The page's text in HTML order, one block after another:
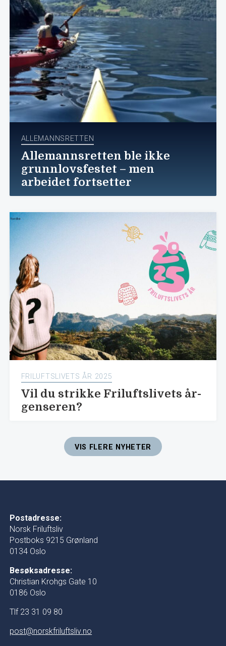
ALLEMANNSRETTEN
Allemannsretten ble ikke
grunnlovsfestet – men
arbeidet fortsetter
FRILUFTSLIVETS ÅR 2025
Vil du strikke Friluftslivets år-
genseren?
VIS FLERE NYHETER
Postadresse:
Norsk Friluftsliv
Postboks 9215 Grønland
0134 Oslo
Besøksadresse:
Christian Krohgs Gate 10
0186 Oslo
Tlf 23 31 09 80
post@norskfriluftsliv.no